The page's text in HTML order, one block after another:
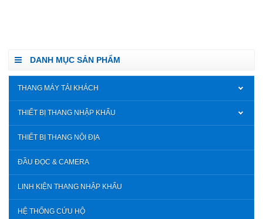
DANH MỤC SẢN PHẨM
THANG MÁY TẢI KHÁCH
THIẾT BỊ THANG NHẬP KHẨU
THIẾT BỊ THANG NỘI ĐỊA
ĐẦU ĐỌC & CAMERA
LINH KIỆN THANG NHẬP KHẨU
HỆ THỐNG CỨU HỘ